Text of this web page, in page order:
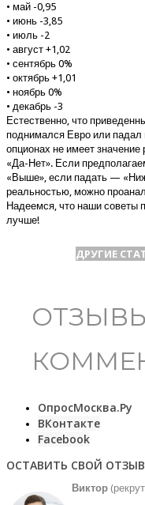
• май -0,95
• июнь -3,85
• июль -2
• август +1,02
• сентябрь 0%
• октябрь +1,01
• ноябрь 0%
• декабрь -3
Естественно, что
поднимался Евро или падал
опционах не имеет
«Да-Нет». Если
«Выше», если падать —
реальностью, можно
Надеемся, что наши советы
лучше!
ДРУГИЕ
ОпросМосква.Ру
ВКонтакте
Facebook
ОСТАВИТЬ СВОЙ
Виктор